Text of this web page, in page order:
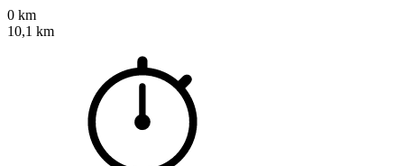
0 km
10,1 km